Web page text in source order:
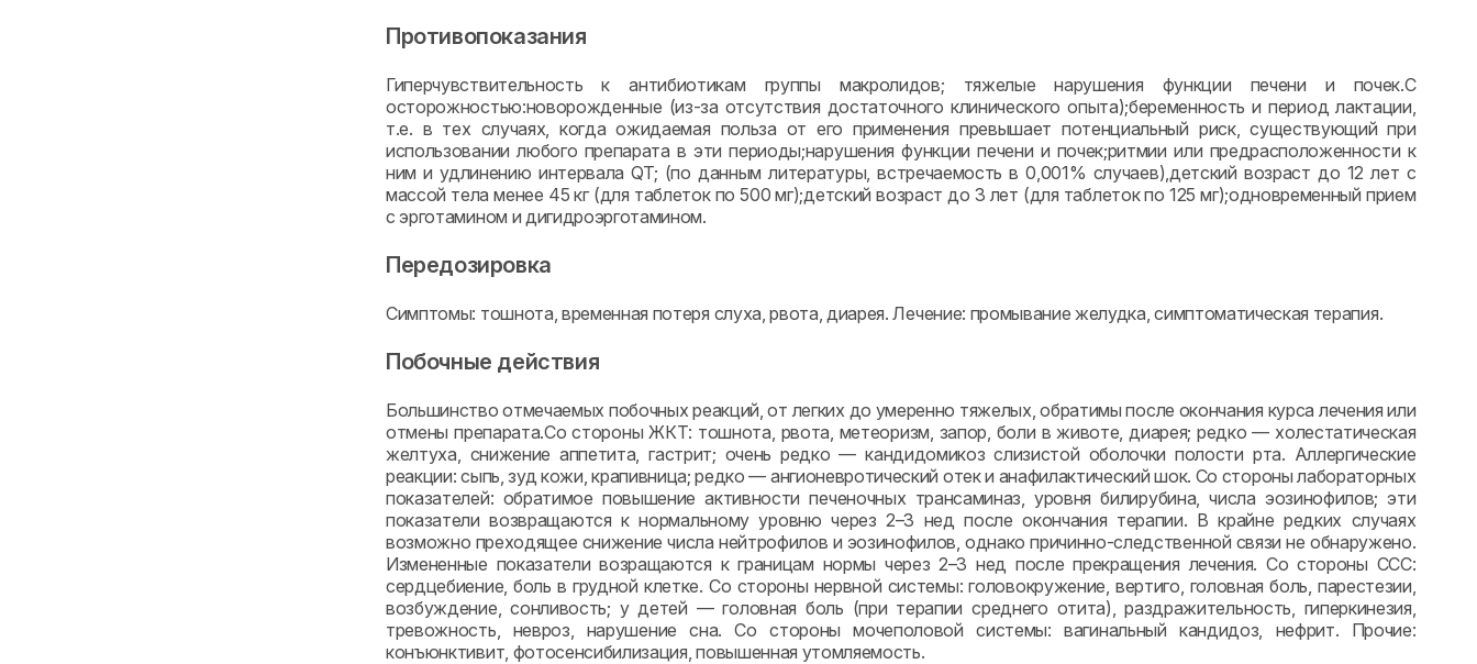
Противопоказания
Гиперчувствительность к антибиотикам группы макролидов; тяжелые нарушения функции печени и почек.С
осторожностью:новорожденные (из-за отсутствия достаточного клинического опыта);беременность и период лактации,
т.е. в тех случаях, когда ожидаемая польза от его применения превышает потенциальный риск, существующий при
использовании любого препарата в эти периоды;нарушения функции печени и почек;ритмии или предрасположенности к
ним и удлинению интервала QT; (по данным литературы, встречаемость в 0,001% случаев),детский возраст до 12 лет с
массой тела менее 45 кг (для таблеток по 500 мг);детский возраст до 3 лет (для таблеток по 125 мг);одновременный прием
с эрготамином и дигидроэрготамином.
Передозировка
Симптомы: тошнота, временная потеря слуха, рвота, диарея. Лечение: промывание желудка, симптоматическая терапия.
Побочные действия
Большинство отмечаемых побочных реакций, от легких до умеренно тяжелых, обратимы после окончания курса лечения или
отмены препарата.Со стороны ЖКТ: тошнота, рвота, метеоризм, запор, боли в животе, диарея; редко — холестатическая
желтуха, снижение аппетита, гастрит; очень редко — кандидомикоз слизистой оболочки полости рта. Аллергические
реакции: сыпь, зуд кожи, крапивница; редко — ангионевротический отек и анафилактический шок. Со стороны лабораторных
показателей: обратимое повышение активности печеночных трансаминаз, уровня билирубина, числа эозинофилов; эти
показатели возвращаются к нормальному уровню через 2–3 нед после окончания терапии. В крайне редких случаях
возможно преходящее снижение числа нейтрофилов и эозинофилов, однако причинно-следственной связи не обнаружено.
Измененные показатели возращаются к границам нормы через 2–3 нед после прекращения лечения. Со стороны ССС:
сердцебиение, боль в грудной клетке. Со стороны нервной системы: головокружение, вертиго, головная боль, парестезии,
возбуждение, сонливость; у детей — головная боль (при терапии среднего отита), раздражительность, гиперкинезия,
тревожность, невроз, нарушение сна. Со стороны мочеполовой системы: вагинальный кандидоз, нефрит. Прочие:
конъюнктивит, фотосенсибилизация, повышенная утомляемость.